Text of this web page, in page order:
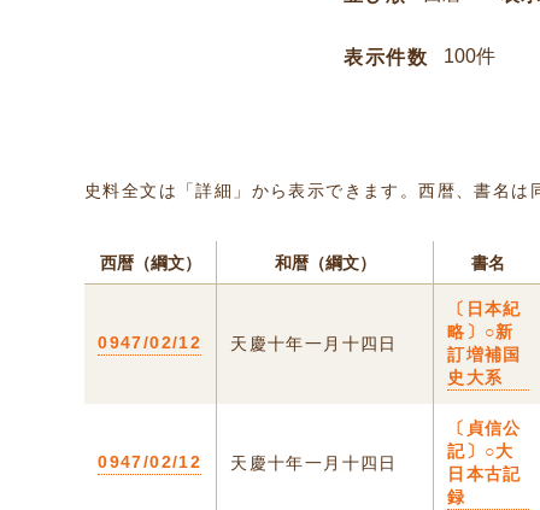
表示件数
史料全文は「詳細」から表示できます。西暦、書名
西暦（綱文） 和暦（綱文） 書名
0947/02/12 天慶十年一月十四日
〔日本紀
略〕○新
訂増補国
史大系
0947/02/12 天慶十年一月十四日
〔貞信公
記〕○大
日本古記
録